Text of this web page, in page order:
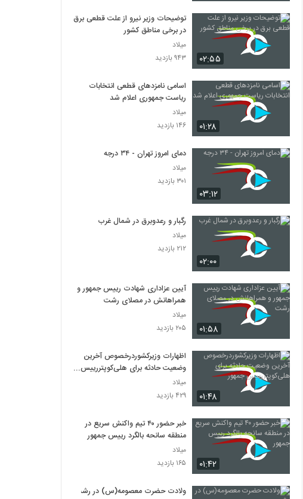
۰۲:۵۵
توضیحات وزیر نیرو از علت قطعی برق
در برخی مناطق کشور
میلاد
۹۴۳ بازدید
۰۱:۲۸
اسامی نامزدهای قطعی انتخابات
ریاست جمهوری اعلام شد
میلاد
۱۴۶ بازدید
۰۳:۱۲
دمای امروز تهران - ۳۴ درجه
میلاد
۳۰۱ بازدید
۰۲:۰۰
رگبار و رعدوبرق در شمال غرب
میلاد
۲۱۲ بازدید
۰۱:۵۸
آیین عزاداری شهادت رییس جمهور و
همراهانش در مصلای رشت
میلاد
۲۰۵ بازدید
۰۱:۴۸
اظهارات وزیرکشوردرخصوص آخرین
وضعیت حادثه برای هلی‌کوپتررییس
جمهور
میلاد
۴۲۹ بازدید
۰۱:۴۲
خبر حضور ۴۰ تیم واکنش سریع در
منطقه سانحه بالگرد رییس جمهور
میلاد
۱۶۵ بازدید
ولادت حضرت معصومه(س) در رشت